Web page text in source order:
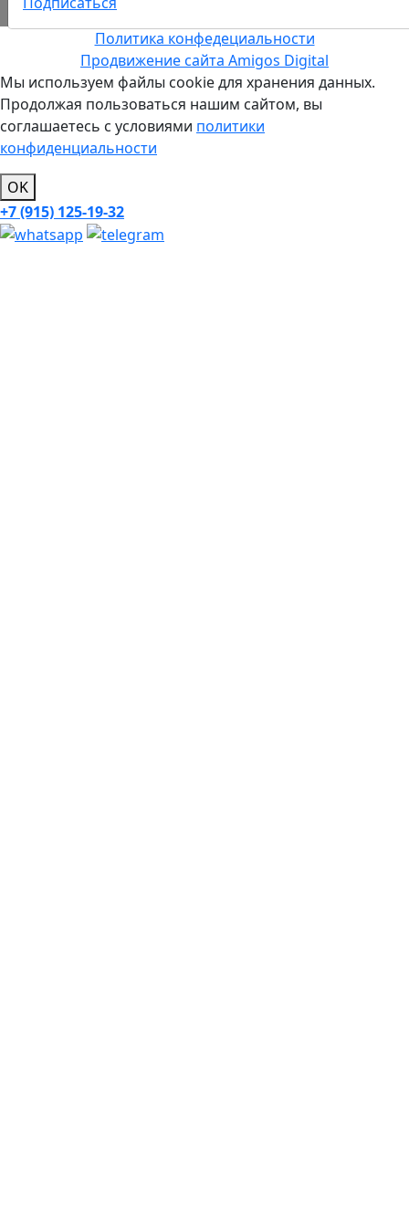
Политика конфедециальности
Продвижение сайта Amigos Digital
Мы используем файлы cookie для хранения данных.
Продолжая пользоваться нашим сайтом, вы
соглашаетесь с условиями политики
конфиденциальности
OK
+7 (915) 125-19-32